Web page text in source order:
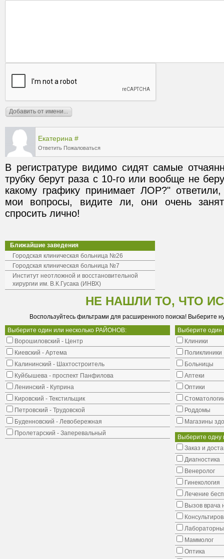
Екатерина #
Ответить Пожаловаться
В регистратуре видимо сидят самые
трубку берут раза с 10-го или вообще не
какому графику принимает ЛОР?" ответили,
мои вопросы, видите ли, они очень
спросить лично!
Ближайшие заведения
Городская клиническая больница №26
Городская клиническая больница №7
Институт неотложной и восстановительной
хирургии им. В.К.Гусака (ИНВХ)
НЕ НАШЛИ ТО, ЧТО
Воспользуйтесь фильтрами для расширенного поиска! Выберите
Выберите один или несколько РАЙОНОВ:
Ворошиловский - Центр
Киевский - Артема
Калининский - Шахтостроитель
Куйбышева - проспект Панфилова
Ленинский - Куприна
Кировский - Текстильщик
Петровский - Трудовской
Буденновский - Левобережная
Пролетарский - Заперевальный
Выберите
Клиники
Поликлиники
Больницы
Аптеки
Оптики
Роддомы
Магазины
Выберите одну
Заказ и
Диагностика
Венеролог
Гинекология
Лечение
Вызов врача
Маммолог
Оптика